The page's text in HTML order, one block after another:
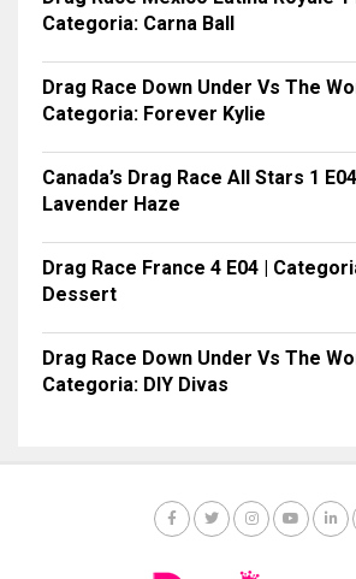
Categoria: Carna Ball
Drag Race Down Under Vs The
Categoria: Forever Kylie
Canada’s Drag Race All Stars 1
Lavender Haze
Drag Race France 4 E04 |
Dessert
Drag Race Down Under Vs The
Categoria: DIY Divas